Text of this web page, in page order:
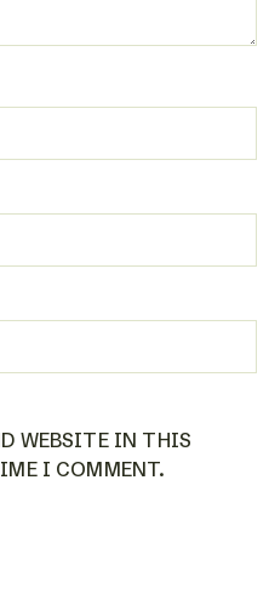
WEBSITE IN THIS
I COMMENT.